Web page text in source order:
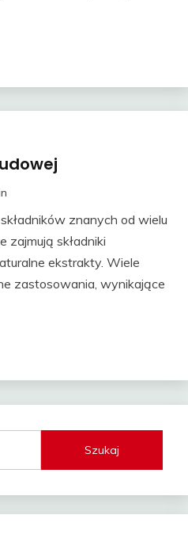
znanych od wielu
zajmują składniki
ekstrakty. Wiele
zastosowania, wynikające
Szukaj